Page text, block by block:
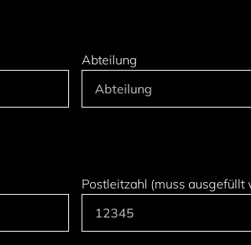
Abteilung
Postleitzahl (muss ausgefüllt